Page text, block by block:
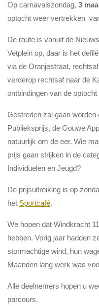
Op carnavalszondag, 3
optocht weer vertrekken
De route is vanuit de
Vetplein op, daar is het
via de Oranjestraat,
verderop rechtsaf naar de
ontbindingen van de
Gestreden zal gaan worden
Publieksprijs, de Gouwe
natuurlijk om de eer. Wie
prijs gaan strijken in de
Individuelen en Jeugd?
De prijsuitreiking is op
het Sportcafé.
We hopen dat Windkracht
hebben. Vorig jaar hadden
stormachtige wind, hun
Maanden lang werk was
Alle deelnemers hopen u
parcours.